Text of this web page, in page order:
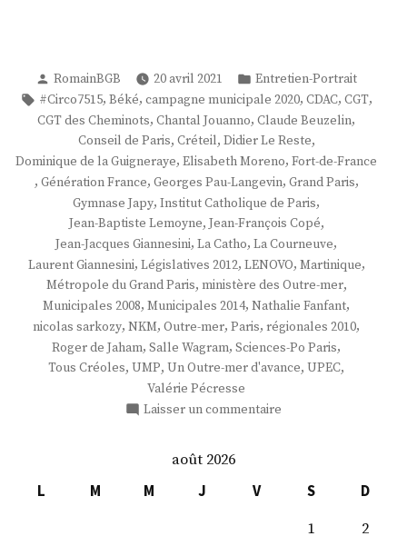
Publié
par
RomainBGB 20 avril 2021
Publié
dans
Entretien-Portrait
Étiquettes :
#Circo7515, Béké, campagne municipale 2020, CDAC, CGT,
CGT des Cheminots, Chantal Jouanno, Claude Beuzelin,
Conseil de Paris, Créteil, Didier Le Reste,
Dominique de la Guigneraye, Elisabeth Moreno, Fort-de-France
, Génération France, Georges Pau-Langevin, Grand Paris,
Gymnase Japy, Institut Catholique de Paris,
Jean-Baptiste Lemoyne, Jean-François Copé,
Jean-Jacques Giannesini, La Catho, La Courneuve,
Laurent Giannesini, Législatives 2012, LENOVO, Martinique,
Métropole du Grand Paris, ministère des Outre-mer,
Municipales 2008, Municipales 2014, Nathalie Fanfant,
nicolas sarkozy, NKM, Outre-mer, Paris, régionales 2010,
Roger de Jaham, Salle Wagram, Sciences-Po Paris,
Tous Créoles, UMP, Un Outre-mer d'avance, UPEC,
Valérie Pécresse
Laisser un commentaire
août 2026
L
M M J V S
D
1
2